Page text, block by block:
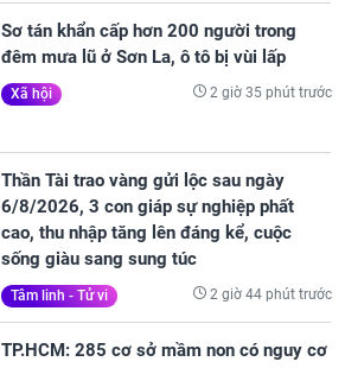
Sơ tán khẩn cấp hơn 200 người trong
đêm mưa lũ ở Sơn La, ô tô bị vùi lấp
Xã hội 2 giờ 35 phút trước
Thần Tài trao vàng gửi lộc sau ngày
6/8/2026, 3 con giáp sự nghiệp phất
cao, thu nhập tăng lên đáng kể, cuộc
sống giàu sang sung túc
Tâm linh - Tử vi 2 giờ 44 phút trước
TP.HCM: 285 cơ sở mầm non có nguy cơ